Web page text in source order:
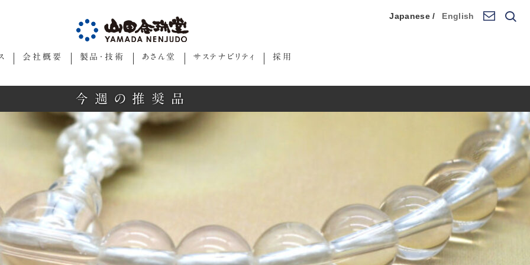
会社概要 製品・技術 あさん堂 サステナビリティ 採用
Japanese / English
今週の推奨品